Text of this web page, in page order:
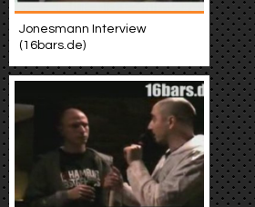
Jonesmann Interview
(16bars.de)